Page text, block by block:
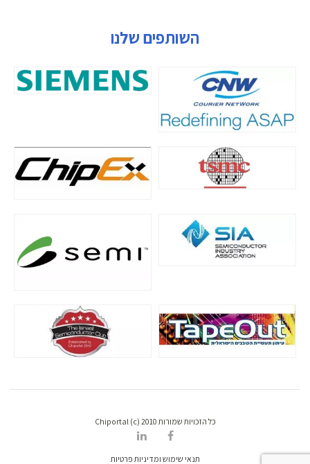
השותפים שלנו
כל הזכויות שמורות Chiportal (c) 2010
תנאי שימוש ומדיניות פרטיות